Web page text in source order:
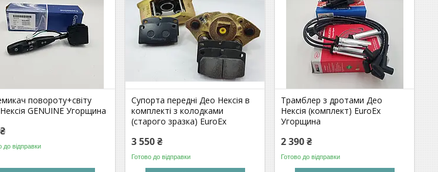
повороту+світу
GENUINE Угорщина
до відправки
Супорта передні Део Нексія в
комплекті з колодками
(старого зразка) EuroEx
3 550 ₴
Готово до відправки
Трамблер з дротами Део
Нексія (комплект) EuroEx
Угорщина
2 390 ₴
Готово до відправки